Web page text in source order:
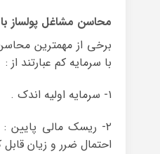
محاسن مشاغل پولساز با
برخی از مهمترین
با سرمایه کم عبارتند از :
۱- سرمایه اولیه اندک .
۲- ریسک مالی پایین :
احتمال ضرر و زیان